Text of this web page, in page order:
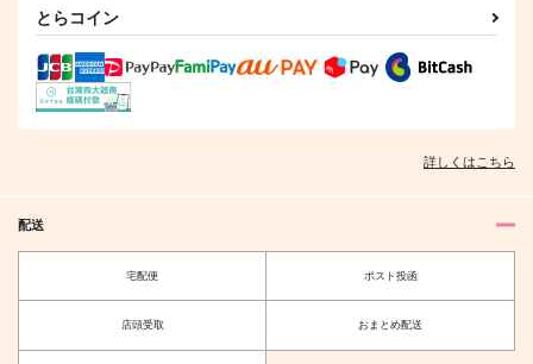
とらコイン
詳しくはこちら
配送
宅配便 ポスト投函
店頭受取 おまとめ配送